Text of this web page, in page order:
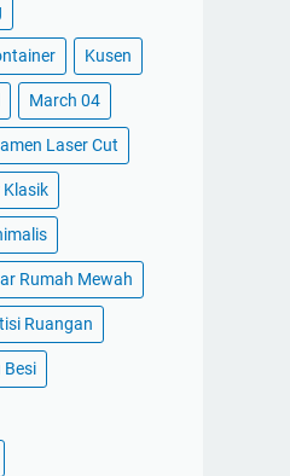
Kusen
March 04
Laser Cut
Klasik
Rumah Mewah
Ruangan
Besi